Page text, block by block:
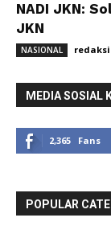
NADI JKN:
JKN
NASIONAL redaksi
MEDIA SOSIAL
2,365 Fans
POPULAR